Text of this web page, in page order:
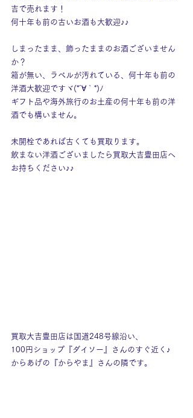
吉で売れます！
何十年も前の古いお酒も大歓迎♪♪
しまったまま、飾ったままのお酒ございません
か？
箱が無い、ラベルが汚れている、何十年も前の
洋酒大歓迎ですヾ(*´∀｀*)ﾉ
ギフト品や海外旅行のお土産の何十年も前の洋
酒でも構いません。
未開栓であれば古くても買取ります。
飲まない洋酒ございましたら買取大吉豊田店へ
お持ちください♪♪
買取大吉豊田店は国道248号線沿い、
100円ショップ『ダイソー』さんのすぐ近く♪
からあげの『からやま』さんの隣です。